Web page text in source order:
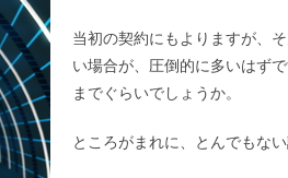
当初の契約にもよりますが、
い場合が、圧倒的に多いはず
までぐらいでしょうか。
ところがまれに、とんでもない